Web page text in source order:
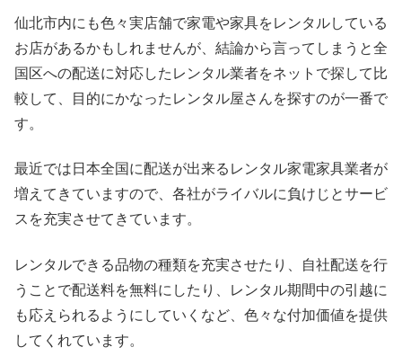
仙北市内にも色々実店舗で家電や家具をレンタルしている
お店があるかもしれませんが、結論から言ってしまうと全
国区への配送に対応したレンタル業者をネットで探して比
較して、目的にかなったレンタル屋さんを探すのが一番で
す。
最近では日本全国に配送が出来るレンタル家電家具業者が
増えてきていますので、各社がライバルに負けじとサービ
スを充実させてきています。
レンタルできる品物の種類を充実させたり、自社配送を行
うことで配送料を無料にしたり、レンタル期間中の引越に
も応えられるようにしていくなど、色々な付加価値を提供
してくれています。